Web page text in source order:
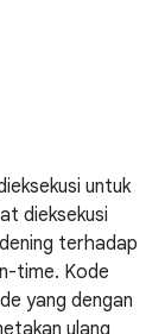
untuk
dieksekusi
terhadap
time. Kode
yang dengan
ulang